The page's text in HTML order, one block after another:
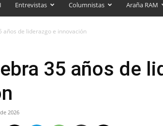
Entrevistas Columnistas Araña RAM
años de liderazgo e innovación
35 años de
2026